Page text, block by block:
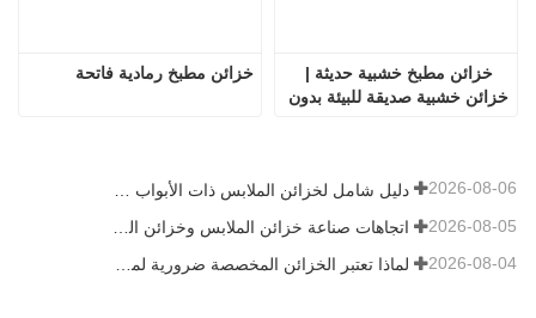
خزائن مطبخ رمادية فاتحة
2026-08-06
2026-08-05
2026-08-04